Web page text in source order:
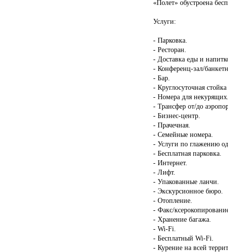
«Полет» обустроена
Услуги:
- Парковка.
- Ресторан.
- Доставка еды и
- Конференц-зал/
- Бар.
- Круглосуточная стойка
- Номера для некурящих.
- Трансфер от/до
- Бизнес-центр.
- Прачечная.
- Семейные номера.
- Услуги по глажению
- Бесплатная парковка.
- Интернет.
- Лифт.
- Упакованные ланчи.
- Экскурсионное бюро.
- Отопление.
- Факс/
- Хранение багажа.
- Wi-Fi.
- Бесплатный Wi-Fi.
- Курение на всей